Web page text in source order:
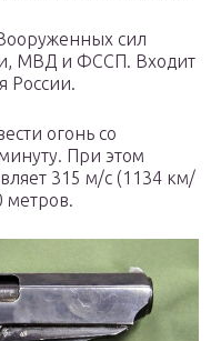
сил
МВД и ФССП. Входит
России.
огонь со
При этом
315 м/с (1134 км/
метров.